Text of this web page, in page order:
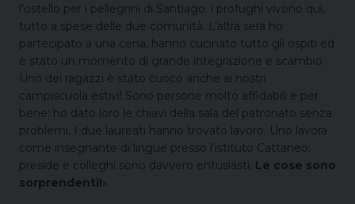
l’ostello per i pellegrini di Santiago: i profughi vivono qui,
tutto a spese delle due comunità. L’altra sera ho
partecipato a una cena: hanno cucinato tutto gli ospiti ed
è stato un momento di grande integrazione e scambio.
Uno dei ragazzi è stato cuoco anche ai nostri
campiscuola estivi! Sono persone molto affidabili e per
bene: ho dato loro le chiavi della sala del patronato senza
problemi. I due laureati hanno trovato lavoro. Uno lavora
come insegnante di lingue presso l’istituto Cattaneo:
preside e colleghi sono davvero entusiasti. Le cose sono
sorprendenti!